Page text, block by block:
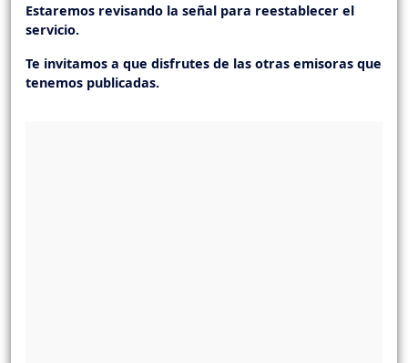
Estaremos revisando la señal para reestablecer el
servicio.
Te invitamos a que disfrutes de las otras emisoras que
tenemos publicadas.